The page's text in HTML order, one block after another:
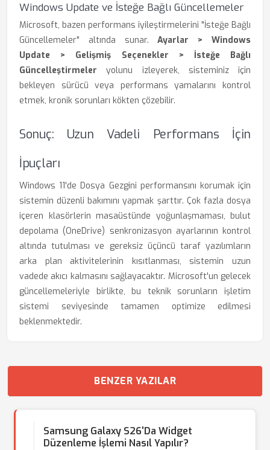
Windows Update ve İsteğe Bağlı Güncellemeler
Microsoft, bazen performans iyileştirmelerini "İsteğe Bağlı
Güncellemeler" altında sunar.Ayarlar > Windows
Update > Gelişmiş Seçenekler > İsteğe Bağlı
Güncelleştirmeler yolunu izleyerek, sisteminiz için
bekleyen sürücü veya performans yamalarını kontrol
etmek, kronik sorunları kökten çözebilir.
Sonuç: Uzun Vadeli Performans İçin
İpuçları
Windows 11'de Dosya Gezgini performansını korumak için
sistemin düzenli bakımını yapmak şarttır. Çok fazla dosya
içeren klasörlerin masaüstünde yoğunlaşmaması, bulut
depolama (OneDrive) senkronizasyon ayarlarının kontrol
altında tutulması ve gereksiz üçüncü taraf yazılımların
arka plan aktivitelerinin kısıtlanması, sistemin uzun
vadede akıcı kalmasını sağlayacaktır. Microsoft'un gelecek
güncellemeleriyle birlikte, bu teknik sorunların işletim
sistemi seviyesinde tamamen optimize edilmesi
beklenmektedir.
BENZER YAZILAR
Samsung Galaxy S26'da Widget
Düzenleme İşlemi Nasıl Yapılır?